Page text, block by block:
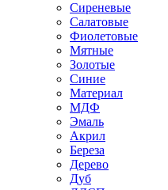
Сиреневые
Салатовые
Фиолетовые
Мятные
Золотые
Синие
Материал
МДФ
Эмаль
Акрил
Береза
Дерево
Дуб